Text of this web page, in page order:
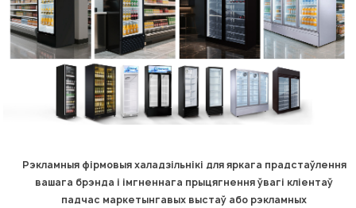
Рэкламныя фірмовыя халадзільнікі для яркага прадстаўлення
вашага брэнда і імгненнага прыцягнення ўвагі кліентаў
падчас маркетынгавых выстаў або рэкламных